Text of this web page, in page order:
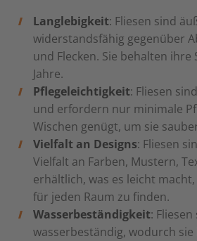
Langlebigkeit: Fliesen sind
widerstandsfähig gegenüber
und Flecken. Sie behalten
Jahre.
Pflegeleichtigkeit: Fliesen
und erfordern nur minimale
Wischen genügt, um sie
Vielfalt an Designs: Fliesen
Vielfalt an Farben, Mustern,
erhältlich, was es leicht
für jeden Raum zu finden.
Wasserbeständigkeit: Fliesen
wasserbeständig, wodurch